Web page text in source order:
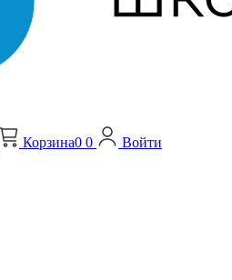
Корзина0 0
Войти